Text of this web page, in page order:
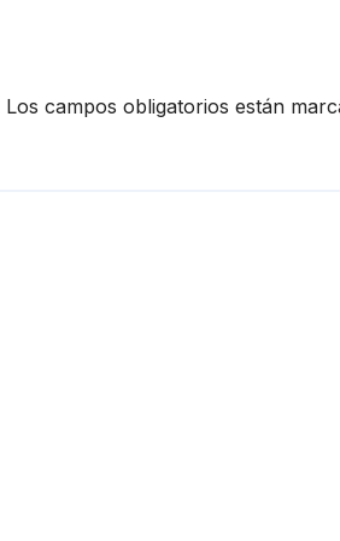
Los campos obligatorios están